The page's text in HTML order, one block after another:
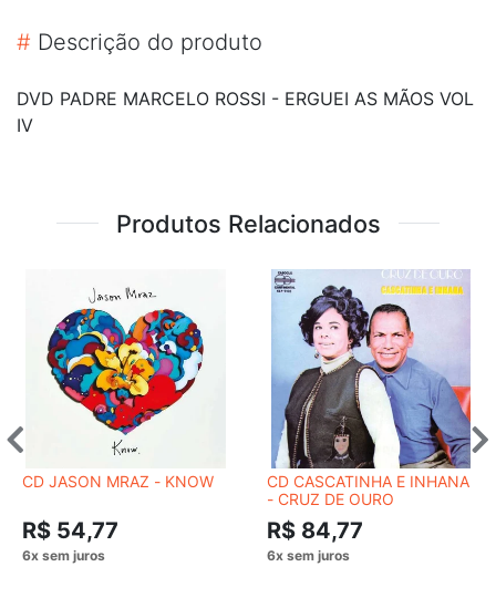
# Descrição do produto
DVD PADRE MARCELO ROSSI - ERGUEI AS MÃOS VOL
IV
Produtos Relacionados
CD JASON MRAZ - KNOW
R$ 54,77
CD CASCATINHA E INHANA
- CRUZ DE OURO
R$ 84,77